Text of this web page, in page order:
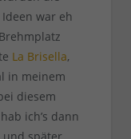
war eh
La Brisella,
in meinem
diesem
ich’s dann